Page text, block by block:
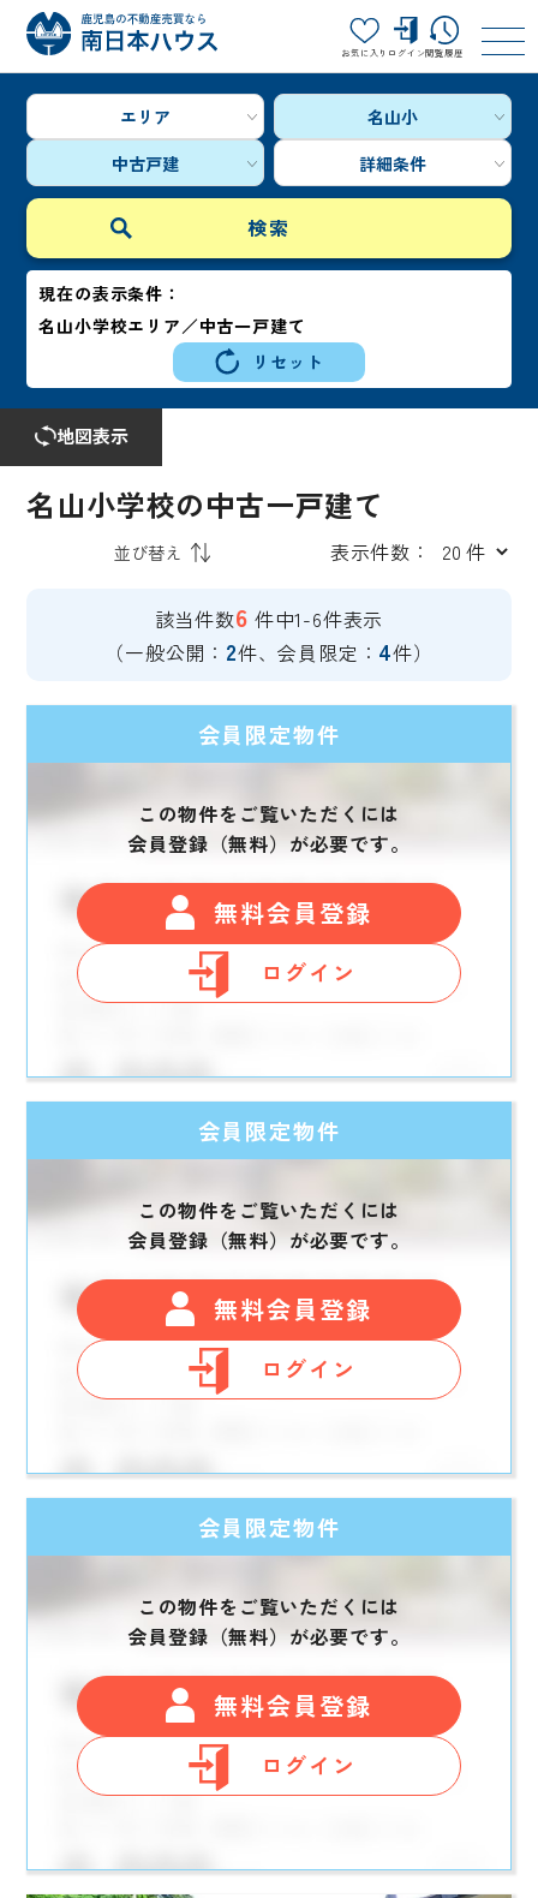
お気に入り ログイン閲覧履歴
エリア
名山小
中古戸建
詳細条件
現在の表示条件：
名山小学校エリア／中古一戸建て
リセット
地図表示
名山小学校の中古一戸建て
表示件数：
該当件数6 件中1-6件表示
（一般公開： 2件、会員限定： 4件）
会員限定物件
この物件をご覧いただくには
会員登録（無料）が必要です。
無料会員登録
ログイン
会員限定物件
この物件をご覧いただくには
会員登録（無料）が必要です。
無料会員登録
ログイン
会員限定物件
この物件をご覧いただくには
会員登録（無料）が必要です。
無料会員登録
ログイン